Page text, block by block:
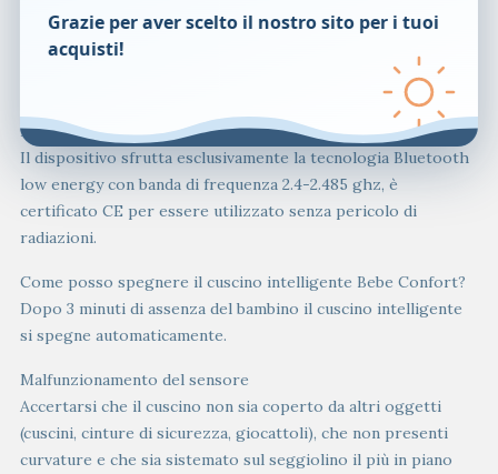
Come posso pulire il mio cuscino intelligente?
Il rivestimento esterno è sfoderabile e lavabile secondo le
Il sistema sprigiona radiazioni nocive per il bambino?
Il dispositivo sfrutta esclusivamente la tecnologia Bluetooth
low energy con banda di frequenza 2.4-2.485 ghz, è
certificato CE per essere utilizzato senza pericolo di
radiazioni.
Come posso spegnere il cuscino intelligente Bebe Confort?
Dopo 3 minuti di assenza del bambino il cuscino intelligente
si spegne automaticamente.
Malfunzionamento del sensore
Accertarsi che il cuscino non sia coperto da altri oggetti
(cuscini, cinture di sicurezza, giocattoli), che non presenti
curvature e che sia sistemato sul seggiolino il più in piano
Grazie per aver scelto il nostro sito per i tuoi
acquisti!